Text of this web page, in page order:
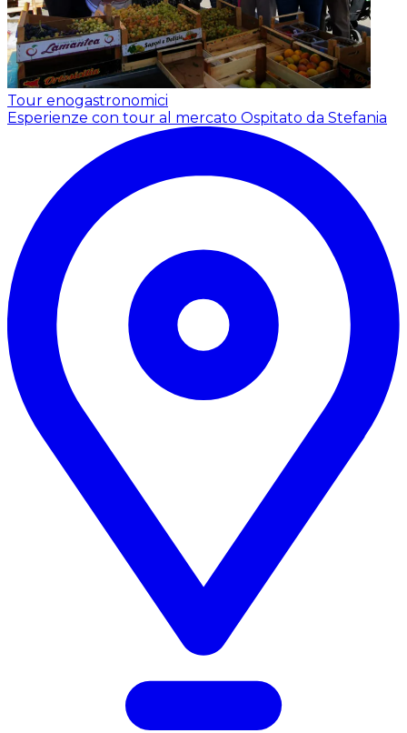
Tour enogastronomici
Esperienze con tour al mercato Ospitato da Stefania